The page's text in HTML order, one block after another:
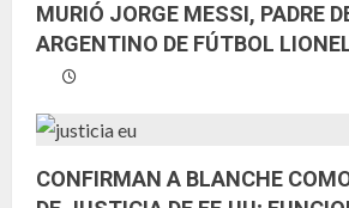
MURIÓ JORGE MESSI, PADRE
ARGENTINO DE FÚTBOL
CONFIRMAN A BLANCHE